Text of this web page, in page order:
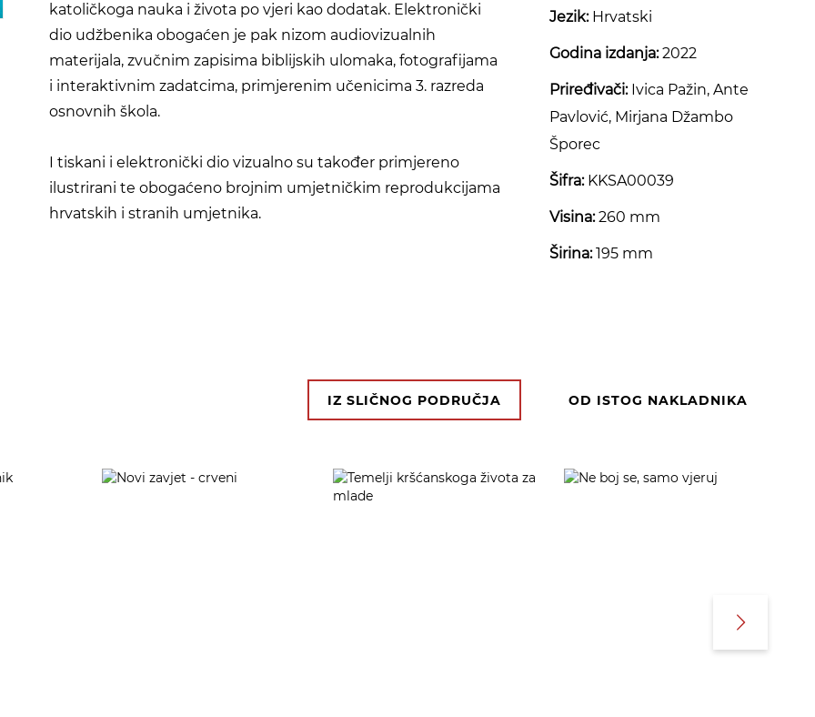
Jezik:Hrvatski
Godina izdanja:2022
Priređivači:Ivica Pažin, Ante
Pavlović, Mirjana Džambo
Šporec
Šifra:KKSA00039
Visina:260 mm
Širina:195 mm
katoličkoga nauka i života po vjeri kao dodatak. Elektronički
dio udžbenika obogaćen je pak nizom audiovizualnih
materijala, zvučnim zapisima biblijskih ulomaka, fotografijama
i interaktivnim zadatcima, primjerenim učenicima 3. razreda
osnovnih škola.
I tiskani i elektronički dio vizualno su također primjereno
ilustrirani te obogaćeno brojnim umjetničkim reprodukcijama
hrvatskih i stranih umjetnika.
IZ SLIČNOG PODRUČJA OD ISTOG NAKLADNIKA